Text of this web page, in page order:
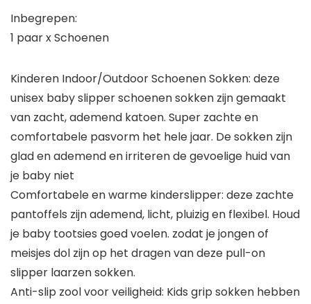
Inbegrepen:
1 paar x Schoenen
Kinderen Indoor/Outdoor Schoenen Sokken: deze
unisex baby slipper schoenen sokken zijn gemaakt
van zacht, ademend katoen. Super zachte en
comfortabele pasvorm het hele jaar. De sokken zijn
glad en ademend en irriteren de gevoelige huid van
je baby niet
Comfortabele en warme kinderslipper: deze zachte
pantoffels zijn ademend, licht, pluizig en flexibel. Houd
je baby tootsies goed voelen. zodat je jongen of
meisjes dol zijn op het dragen van deze pull-on
slipper laarzen sokken.
Anti-slip zool voor veiligheid: Kids grip sokken hebben